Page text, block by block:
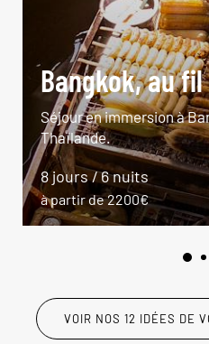
Bangkok, au fil
Séjour en immersion à
Thaïlande.
8 jours / 6 nuits
à partir de 2200€
VOIR NOS 12 IDÉES DE